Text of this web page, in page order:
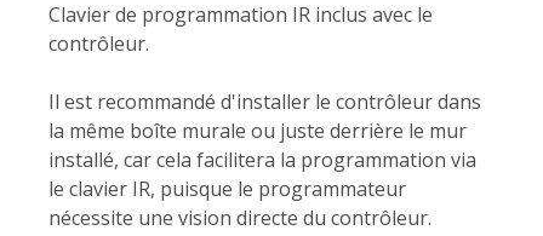
Clavier de programmation IR inclus avec le
contrôleur.
Il est recommandé d'installer le contrôleur dans
la même boîte murale ou juste derrière le mur
installé, car cela facilitera la programmation via
le clavier IR, puisque le programmateur
nécessite une vision directe du contrôleur.